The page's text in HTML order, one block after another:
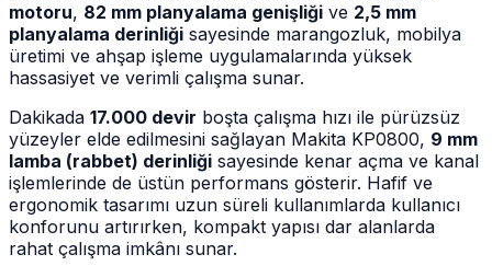
motoru, 82 mm planyalama genişliği ve 2,5 mm
planyalama derinliği sayesinde marangozluk, mobilya
üretimi ve ahşap işleme uygulamalarında yüksek
hassasiyet ve verimli çalışma sunar.
Dakikada 17.000 devir boşta çalışma hızı ile pürüzsüz
yüzeyler elde edilmesini sağlayan Makita KP0800, 9 mm
lamba (rabbet) derinliği sayesinde kenar açma ve kanal
işlemlerinde de üstün performans gösterir. Hafif ve
ergonomik tasarımı uzun süreli kullanımlarda kullanıcı
konforunu artırırken, kompakt yapısı dar alanlarda
rahat çalışma imkânı sunar.